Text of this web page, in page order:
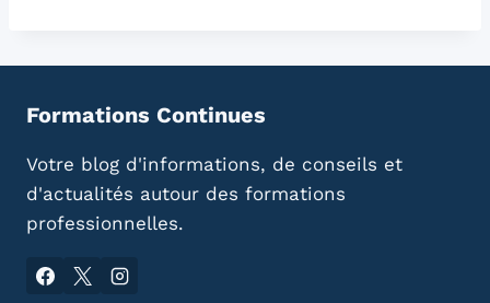
Formations Continues
Votre blog d'informations, de conseils et
d'actualités autour des formations
professionnelles.